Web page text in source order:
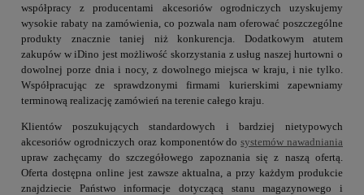
współpracy z producentami akcesoriów ogrodniczych uzyskujemy
wysokie rabaty na zamówienia, co pozwala nam oferować poszczególne
produkty znacznie taniej niż konkurencja. Dodatkowym atutem
zakupów w iDino jest możliwość skorzystania z usług naszej hurtowni o
dowolnej porze dnia i nocy, z dowolnego miejsca w kraju, i nie tylko.
Współpracując ze sprawdzonymi firmami kurierskimi zapewniamy
terminową realizację zamówień na terenie całego kraju.
Klientów poszukujących standardowych i bardziej nietypowych
akcesoriów ogrodniczych oraz komponentów dosystemów nawadniania
upraw zachęcamy do szczegółowego zapoznania się z naszą ofertą.
Oferta dostępna online jest zawsze aktualna, a przy każdym produkcie
znajdziecie Państwo informacje dotyczącą stanu magazynowego i